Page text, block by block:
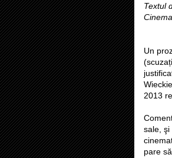
Textul
Un
2013
sale, şi
pare